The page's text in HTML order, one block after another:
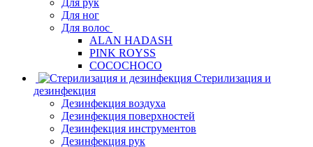
Для ног
Для волос
ALAN HADASH
PINK ROYSS
COCOCHOCO
Стерилизация и
дезинфекция
Дезинфекция воздуха
Дезинфекция поверхностей
Дезинфекция инструментов
Дезинфекция рук